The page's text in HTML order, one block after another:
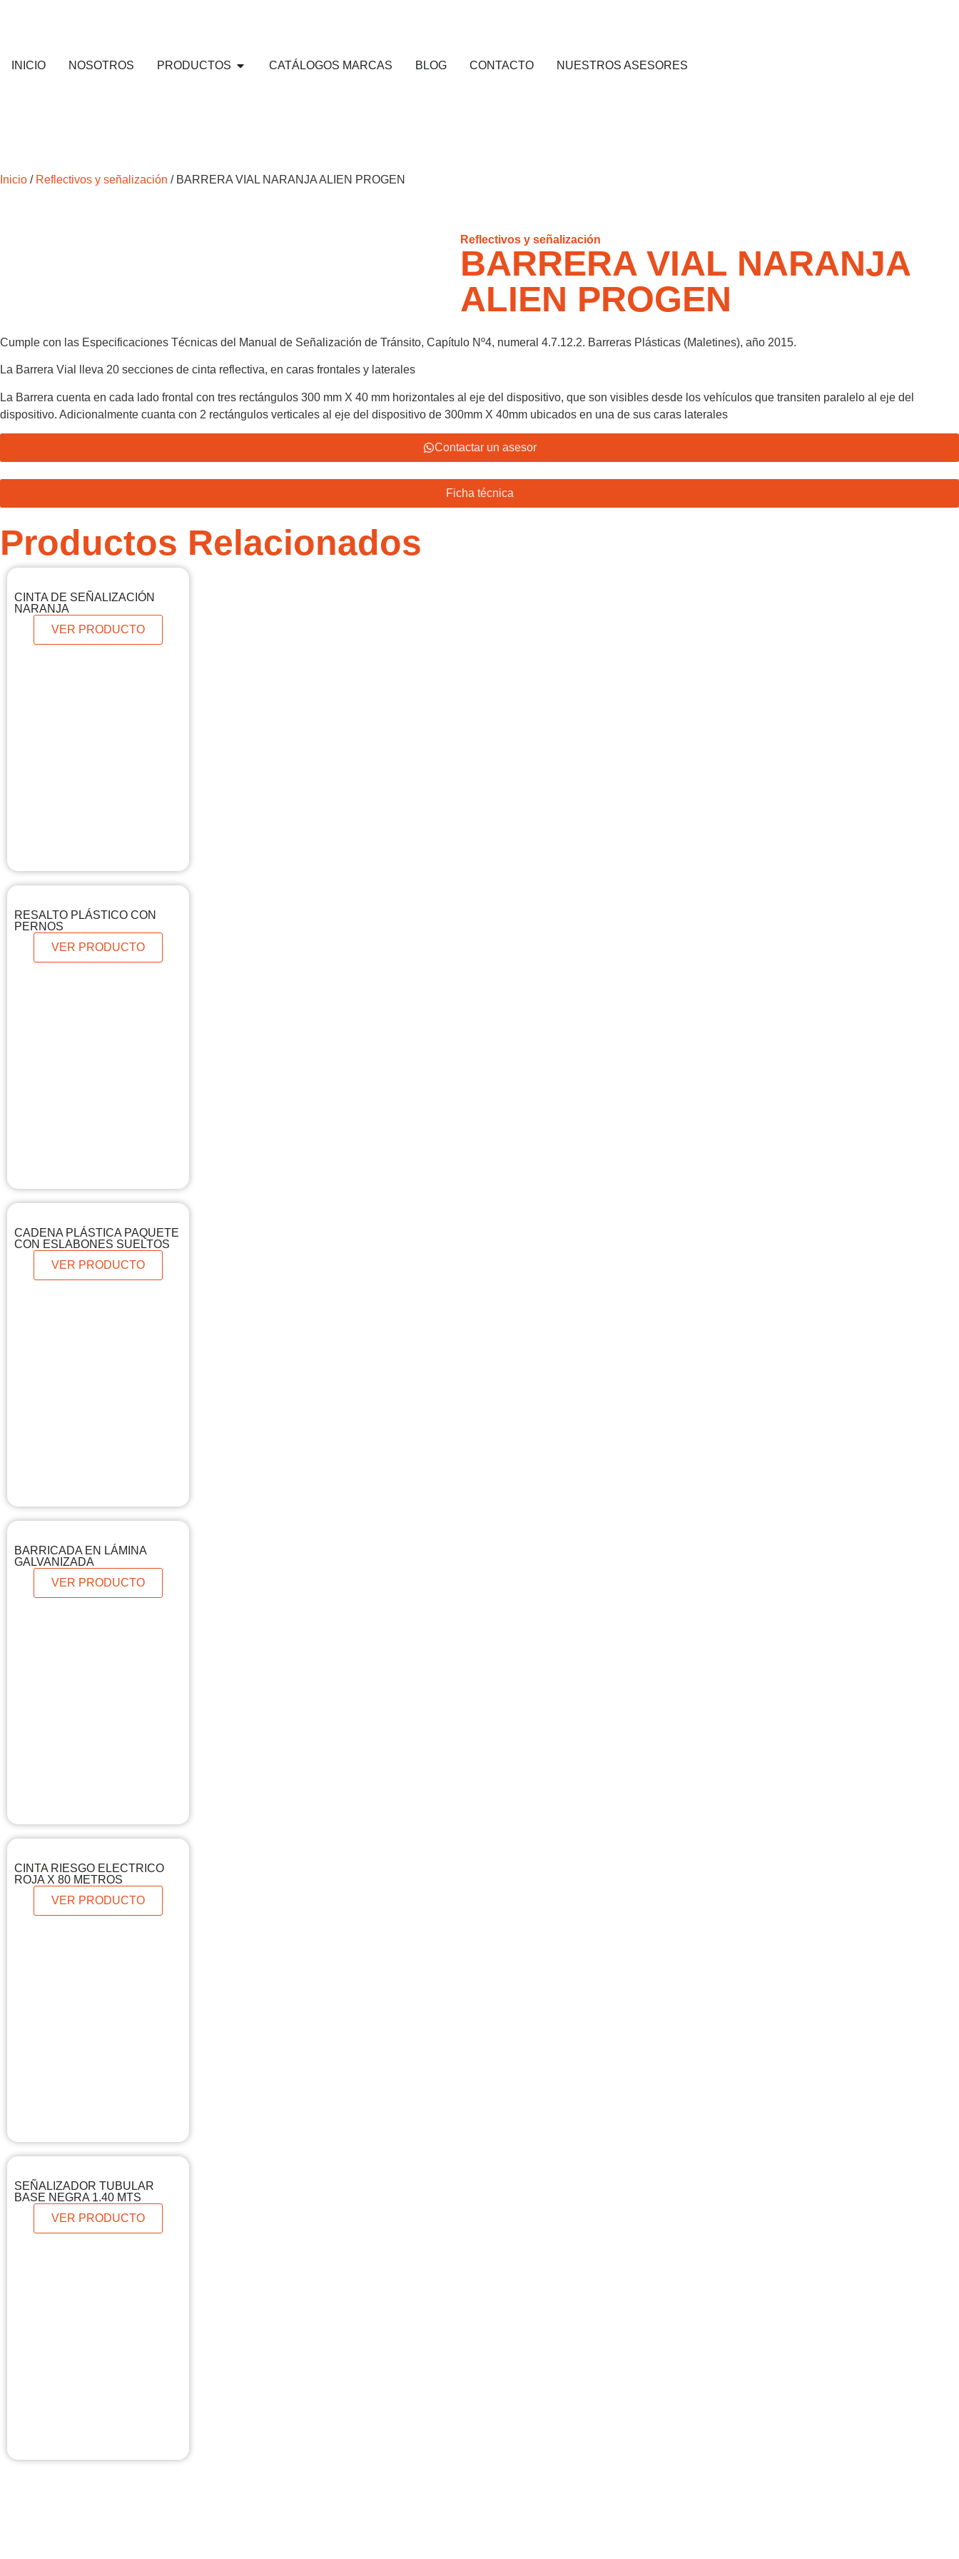
INICIO NOSOTROS PRODUCTOS CATÁLOGOS MARCAS BLOG CONTACTO NUESTROS ASESORES
Inicio / Reflectivos y señalización / BARRERA VIAL NARANJA ALIEN PROGEN
Reflectivos y señalización
BARRERA VIAL NARANJA
ALIEN PROGEN
Cumple con las Especificaciones Técnicas del Manual de Señalización de Tránsito, Capítulo Nº4, numeral 4.7.12.2. Barreras Plásticas (Maletines), año 2015.
La Barrera Vial lleva 20 secciones de cinta reflectiva, en caras frontales y laterales
La Barrera cuenta en cada lado frontal con tres rectángulos 300 mm X 40 mm horizontales al eje del dispositivo, que son visibles desde los vehículos que transiten paralelo al eje del
dispositivo. Adicionalmente cuanta con 2 rectángulos verticales al eje del dispositivo de 300mm X 40mm ubicados en una de sus caras laterales
Contactar un asesor
Ficha técnica
Productos Relacionados
CINTA DE SEÑALIZACIÓN
NARANJA
VER PRODUCTO
RESALTO PLÁSTICO CON
PERNOS
VER PRODUCTO
CADENA PLÁSTICA PAQUETE
CON ESLABONES SUELTOS
VER PRODUCTO
BARRICADA EN LÁMINA
GALVANIZADA
VER PRODUCTO
CINTA RIESGO ELECTRICO
ROJA X 80 METROS
VER PRODUCTO
SEÑALIZADOR TUBULAR
BASE NEGRA 1.40 MTS
VER PRODUCTO